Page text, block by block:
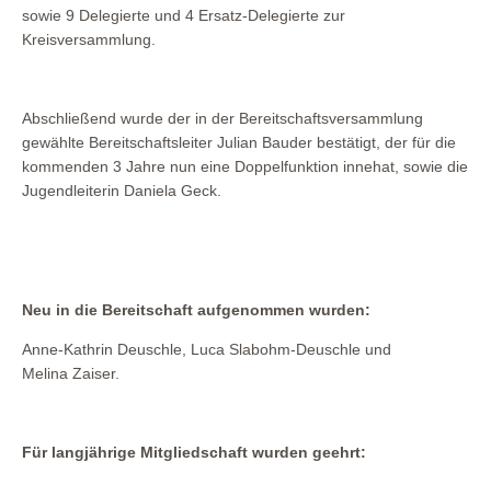
sowie 9 Delegierte und 4 Ersatz-Delegierte zur
Kreisversammlung.
Abschließend wurde der in der Bereitschaftsversammlung
gewählte Bereitschaftsleiter Julian Bauder bestätigt, der für die
kommenden 3 Jahre nun eine Doppelfunktion innehat, sowie die
Jugendleiterin Daniela Geck.
Neu in die Bereitschaft aufgenommen wurden:
Anne-Kathrin Deuschle, Luca Slabohm-Deuschle und
Melina Zaiser.
Für langjährige Mitgliedschaft wurden geehrt: